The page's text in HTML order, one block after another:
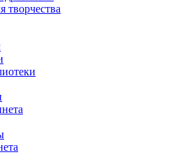
творчества